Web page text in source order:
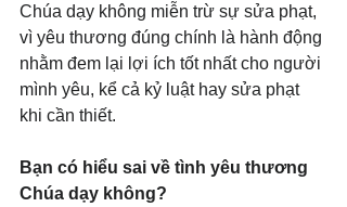
Chúa dạy không miễn trừ sự sửa phạt,
vì yêu thương đúng chính là hành động
nhằm đem lại lợi ích tốt nhất cho người
mình yêu, kể cả kỷ luật hay sửa phạt
khi cần thiết.
Bạn có hiểu sai về tình yêu thương
Chúa dạy không?